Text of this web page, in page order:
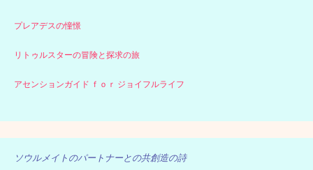
プレアデスの憧憬
リトゥルスターの冒険と探求の旅
アセンションガイド ｆｏｒ ジョイフルライフ
ソウルメイトのパートナーとの共創造の詩